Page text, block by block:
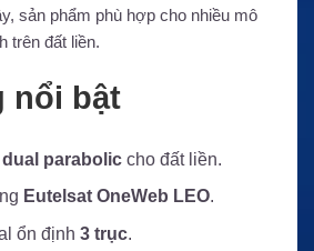
sản phẩm phù hợp cho nhiều mô
trên đất liền.
nổi bật
dual paraboliccho đất liền.
Eutelsat OneWeb LEO.
ổn định 3 trục.